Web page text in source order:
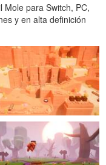
para Switch, PC,
y en alta definición